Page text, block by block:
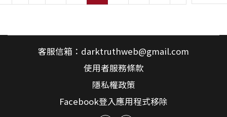
客服信箱： darktruthweb@gmail.com
使用者服務條款
隱私權政策
Facebook登入應用程式移除